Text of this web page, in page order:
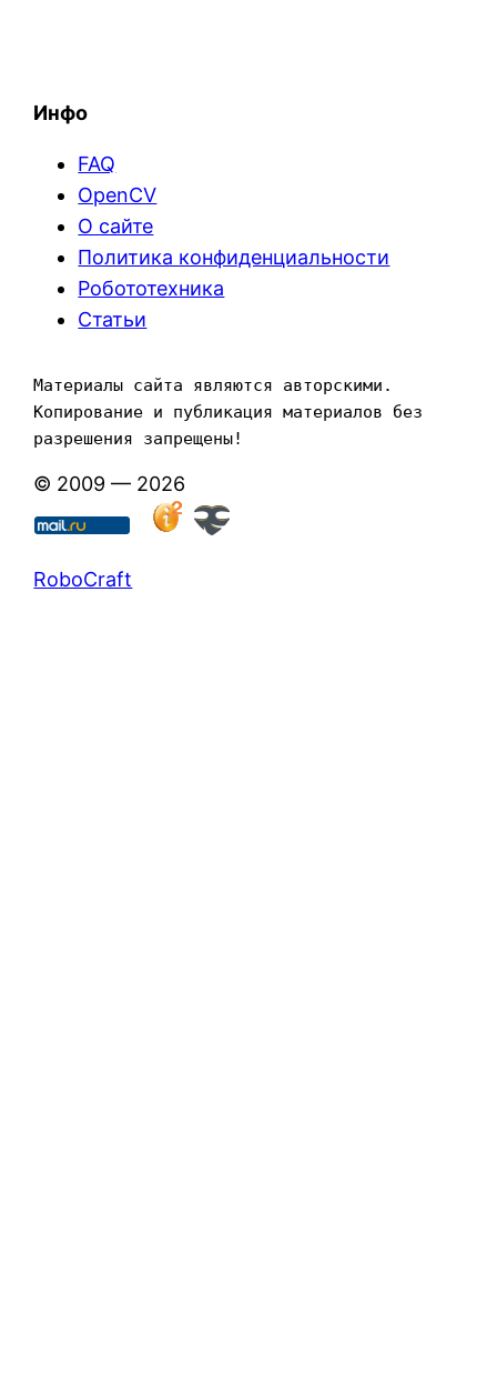
Инфо
FAQ
OpenCV
О сайте
Политика конфиденциальности
Робототехника
Статьи
Материалы сайта являются авторскими.
Копирование и публикация материалов без
разрешения запрещены!
© 2009 — 2026
RoboCraft